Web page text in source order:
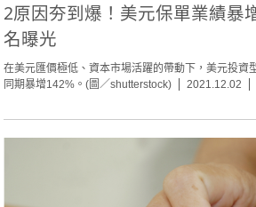
2原因夯到爆！美元保單業績
名曝光
在美元匯價極低、資本市場活躍的帶動下，美元投資
同期暴增142%。(圖／shutterstock)
2021.12.02